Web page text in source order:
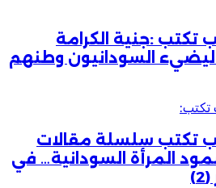
تكتب :جنية الكرامة
ليضيء السودانيون وطنهم
تكتب سلسلة مقالات
المرأة السودانية… في